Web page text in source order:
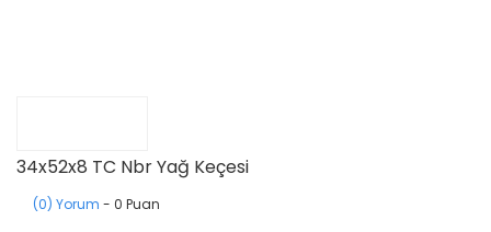
34x52x8 TC Nbr Yağ Keçesi
(0) Yorum - 0 Puan